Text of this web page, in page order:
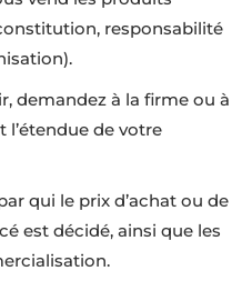
responsabilité
demandez à la firme ou à
l’étendue de votre
qui le prix d’achat ou de
est décidé, ainsi que les